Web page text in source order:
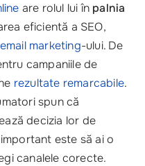
are rolul lui în palnia
eficientă a SEO,
email marketing-ului. De
campaniile de
rezultate remarcabile.
spun că
decizia lor de
este să ai o
canalele corecte.